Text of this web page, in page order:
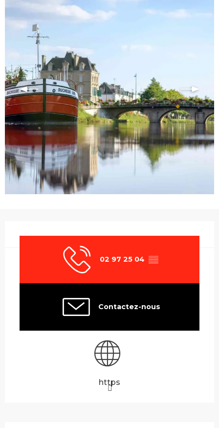
02 97 25 04 ▒▒
Contactez-nous
https